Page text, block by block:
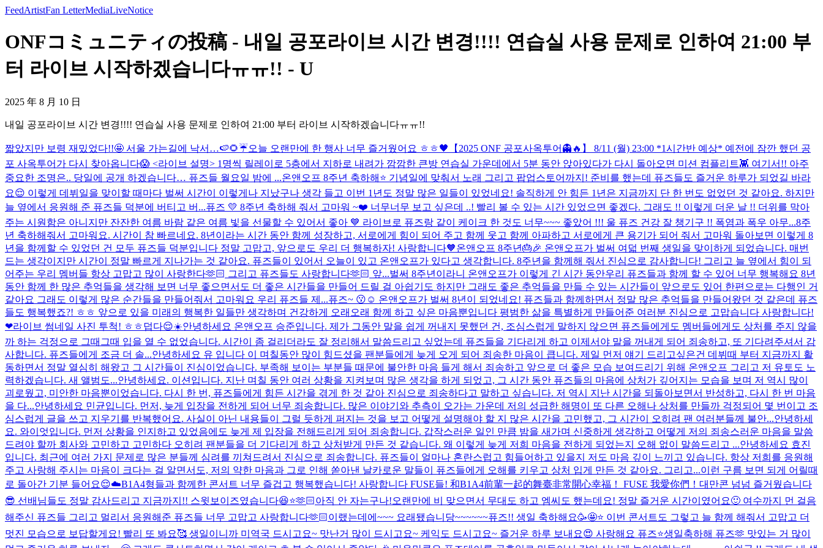
FeedArtistFan LetterMediaLiveNotice
ONFコミュニティの投稿 - 내일 공포라이브 시간 변경!!!! 연습실 사용 문제로 인하여 21:00 부
터 라이브 시작하겠습니다ㅠㅠ!! - U
2025 年 8 月 10 日
내일 공포라이브 시간 변경!!!! 연습실 사용 문제로 인하여 21:00 부터 라이브 시작하겠습니다ㅠㅠ!!
짧았지만 보령 재밌었다!!🤩 서울 가는길에 낙서…🍉🌻☔️오늘 오랜만에 한 행사 너무 즐거웠어요 ㅎㅎ🖤
【2025 ONF 공포사옥투어👻🔥】 8/11 (월) 23:00 *1시간반 예상* 예전에 잠깐 했던 공
포 사옥투어가 다시 찾아옵니다😱 <라이브 설명> 1명씩 릴레이로 5층에서 지하로 내려가 깜깜한 큰방 연습실 가운데에서 5분 동안 앉아있다가 다시 돌아오면 미션 컴플리트👾 여기서!! 아주
중요한 조명은.. 당일에 공개 하겠습니다… 퓨즈들 월요일 밤에 ...온앤오프 8주년 축하해⭐️ 기념일에 맞춰서 노래 그리고 팝업스토어까지! 준비를 했는데 퓨즈들도 즐거운 하루가 되었길 바라
요😌 이렇게 데뷔일을 맞이할 때마다 벌써 시간이 이렇게나 지났구나 생각 들고 이번 1년도 정말 많은 일들이 있었네요! 솔직하게 안 힘든 1년은 지금까지 단 한 번도 없었던 것 같아요. 하지만
늘 옆에서 응원해 준 퓨즈들 덕분에 버티고 버...퓨즈 💛 8주년 축하해 줘서 고마워 ~❤️ 너무너무 보고 싶은데 ..! 빨리 볼 수 있는 시간 있었으면 좋겠다. 그래도 !! 이렇게 더운 날 !! 더위를 막아
주는 시원함은 아니지만 잔잔한 여름 바람 같은 여름 빛을 선물할 수 있어서 좋아 💙 라이브로 퓨즈랑 같이 케이크 한 것도 너무~~~ 좋았어 !!! 울 퓨즈 건강 잘 챙기구 !! 폭염과 폭우 아무...8주
년 축하해줘서 고마워요. 시간이 참 빠르네요. 8년이라는 시간 동안 함께 성장하고, 서로에게 힘이 되어 주고 함께 웃고 함께 아파하고 서로에게 큰 용기가 되어 줘서 고마워 돌아보면 이렇게 8
년을 함께할 수 있었던 건 모두 퓨즈들 덕분입니다 정말 고맙고, 앞으로도 우리 더 행복하자! 사랑합니다🧡온앤오프 8주년🎂🎉 온앤오프가 벌써 여덟 번째 생일을 맞이하게 되었습니다. 매번
드는 생각이지만 시간이 정말 빠르게 지나가는 것 같아요. 퓨즈들이 있어서 오늘이 있고 온앤오프가 있다고 생각합니다. 8주년을 함께해 줘서 진심으로 감사합니다! 그리고 늘 옆에서 힘이 되
어주는 우리 멤버들 항상 고맙고 많이 사랑한다🫶🏻 그리고 퓨즈들도 사랑합니다🫶🏻 앞...벌써 8주년이라니 온앤오프가 이렇게 긴 시간 동안우리 퓨즈들과 함께 할 수 있어 너무 행복해요 8년
동안 함께 한 많은 추억들을 생각해 보면 너무 좋으면서도 더 좋은 시간들을 만들어 드릴 걸 아쉽기도 하지만 그래도 좋은 추억들을 만들 수 있는 시간들이 앞으로도 있어 한편으로는 다행인 거
같아요 그래도 이렇게 많은 순간들을 만들어줘서 고마워요 우리 퓨즈들 제...퓨즈~ 😗☺️ 온앤오프가 벌써 8년이 되었네요! 퓨즈들과 함께하면서 정말 많은 추억들을 만들어왔던 것 같은데 퓨즈
들도 행복했죠?! ㅎㅎ 앞으로 있을 미래의 행복한 일들만 생각하며 건강하게 오래오래 함께 하고 싶은 마음뿐입니다 평범한 삶을 특별하게 만들어준 여러분 진심으로 고맙습니다 사랑합니다!
❤라이브 썸네일 사진 투척! ㅎㅎ덥다😌☀️안녕하세요 온앤오프 승준입니다. 제가 그동안 말을 쉽게 꺼내지 못했던 건, 조심스럽게 말하지 않으면 퓨즈들에게도 멤버들에게도 상처를 주지 않을
까 하는 걱정으로 그때그때 입을 열 수 없었습니다. 시간이 좀 걸리더라도 잘 정리해서 말씀드리고 싶었는데 퓨즈들을 기다리게 하고 이제서야 말을 꺼내게 되어 죄송하고, 또 기다려주셔서 감
사합니다. 퓨즈들에게 조금 더 솔...안녕하세요 유 입니다 이 며칠동안 많이 힘드셨을 팬분들에게 늦게 오게 되어 죄송한 마음이 큽니다. 제일 먼저 얘기 드리고싶은건 데뷔때 부터 지금까지 활
동하면서 정말 열심히 해왔고 그 시간들이 진심이었습니다. 부족해 보이는 부분들 때문에 불안한 마음 들게 해서 죄송하고 앞으로 더 좋은 모습 보여드리기 위해 온앤오프 그리고 저 유토도 노
력하겠습니다. 새 앨범도...안녕하세요. 이션입니다. 지난 며칠 동안 여러 상황을 지켜보며 많은 생각을 하게 되었고, 그 시간 동안 퓨즈들의 마음에 상처가 깊어지는 모습을 보며 저 역시 많이
괴로웠고, 미안한 마음뿐이었습니다. 다시 한 번, 퓨즈들에게 힘든 시간을 겪게 한 것 같아 진심으로 죄송하다고 말하고 싶습니다. 저 역시 지난 시간을 되돌아보면서 반성하고, 다시 한 번 마음
을 다...안녕하세요 민균입니다. 먼저, 늦게 입장을 전하게 되어 너무 죄송합니다. 많은 이야기와 추측이 오가는 가운데 저의 성급한 해명이 또 다른 오해나 상처를 만들까 걱정되어 몇 번이고 조
심스럽게 글을 쓰고 지우기를 반복했어요. 사실이 아닌 내용들이 그럴 듯하게 퍼지는 것을 보고 어떻게 설명해야 할 지 많은 시간을 고민했고, 그 시간이 오히려 팬 여러분들께 불안...안녕하세
요. 와이엇입니다. 먼저 상황을 인지하고 있었음에도 늦게 제 입장을 전해드리게 되어 죄송합니다. 갑작스러운 일인 만큼 밤을 새가며 신중하게 생각하고 어떻게 저의 죄송스러운 마음을 말씀
드려야 할까 회사와 고민하고 고민하다 오히려 팬분들을 더 기다리게 하고 상처받게 만든 것 같습니다. 왜 이렇게 늦게 저희 마음을 전하게 되었는지 오해 없이 말씀드리고 ...안녕하세요 효진
입니다. 최근에 여러 가지 문제로 많은 분들께 심려를 끼쳐드려서 진심으로 죄송합니다. 퓨즈들이 얼마나 혼란스럽고 힘들어하고 있을지 저도 마음 깊이 느끼고 있습니다. 항상 저희를 응원해
주고 사랑해 주시는 마음이 크다는 걸 알면서도, 저의 약한 마음과 그로 인해 쏟아낸 날카로운 말들이 퓨즈들에게 오해를 키우고 상처 입게 만든 것 같아요. 그리고...이런 구름 보면 되게 어릴때
로 돌아간 기분 들어요😌☁️B1A4형들과 함께한 콘서트 너무 즐겁고 행복했습니다! 사랑합니다 FUSE들! 和B1A4前輩一起的舞臺非常開心幸福！ FUSE 我愛你們！ 대만콘 넘넘 즐거웠습니다
😎 선배님들도 정말 감사드리고 지금까지!! 스윗보이즈였습니다😆⭐️🫶🏻아직 안 자는구나!오랜만에 비 맞으면서 무대도 하고 엠씨도 했는데요! 정말 즐거운 시간이였어요🙂 여수까지 먼 걸음
해주신 퓨즈들 그리고 멀리서 응원해준 퓨즈들 너무 고맙고 사랑합니다🫶🏻이랬는데에~~~ 요래됐습니당~~~~~~퓨즈!! 생일 축하해요🥳🤩⭐️ 이번 콘서트도 그렇고 늘 함께 해줘서 고맙고 더
멋진 모습으로 보답할게요! 빨리 또 봐요🥰 생일이니까 미역국 드시고요~ 맛난거 많이 드시고요~ 케익도 드시고요~ 즐거운 하루 보내요😍 사랑해요 퓨즈⭐️생일축하해 퓨즈🫶 맛있는 거 많이